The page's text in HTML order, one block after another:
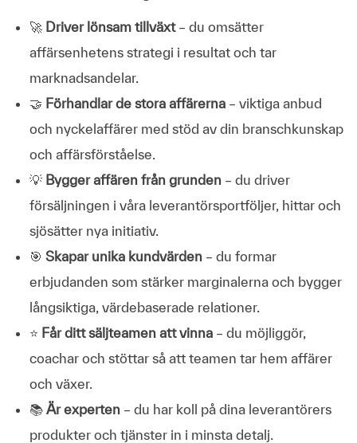
🚀 Driver lönsam tillväxt – du omsätter
affärsenhetens strategi i resultat och tar
marknadsandelar.
🤝 Förhandlar de stora affärerna – viktiga anbud
och nyckelaffärer med stöd av din branschkunskap
och affärsförståelse.
💡 Bygger affären från grunden – du driver
försäljningen i våra leverantörsportföljer, hittar och
sjösätter nya initiativ.
🎯 Skapar unika kundvärden – du formar
erbjudanden som stärker marginalerna och bygger
långsiktiga, värdebaserade relationer.
⭐ Får ditt säljteamen att vinna – du möjliggör,
coachar och stöttar så att teamen tar hem affärer
och växer.
📚 Är experten – du har koll på dina leverantörers
produkter och tjänster in i minsta detalj.